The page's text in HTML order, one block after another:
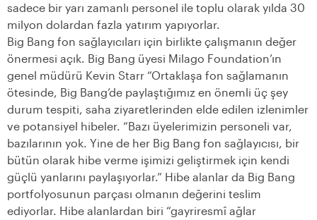
sadece bir yarı zamanlı personel ile toplu olarak yılda 30
milyon dolardan fazla yatırım yapıyorlar.
Big Bang fon sağlayıcıları için birlikte çalışmanın değer
önermesi açık. Big Bang üyesi Milago Foundation’ın
genel müdürü Kevin Starr “Ortaklaşa fon sağlamanın
ötesinde, Big Bang’de paylaştığımız en önemli üç şey
durum tespiti, saha ziyaretlerinden elde edilen izlenimler
ve potansiyel hibeler. “Bazı üyelerimizin personeli var,
bazılarının yok. Yine de her Big Bang fon sağlayıcısı, bir
bütün olarak hibe verme işimizi geliştirmek için kendi
güçlü yanlarını paylaşıyorlar.” Hibe alanlar da Big Bang
portfolyosunun parçası olmanın değerini teslim
ediyorlar. Hibe alanlardan biri “gayriresmî ağlar